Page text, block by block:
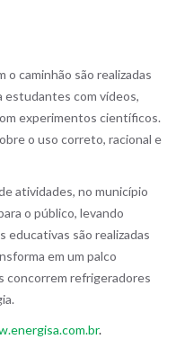
o caminhão são realizadas
estudantes com vídeos,
experimentos científicos.
o uso correto, racional e
atividades, no município
o público, levando
educativas são realizadas
em um palco
concorrem refrigeradores
.